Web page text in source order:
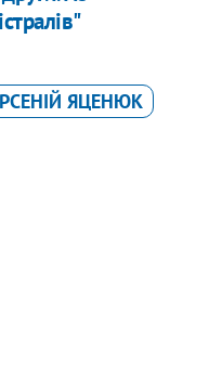
ЯЦЕНЮК